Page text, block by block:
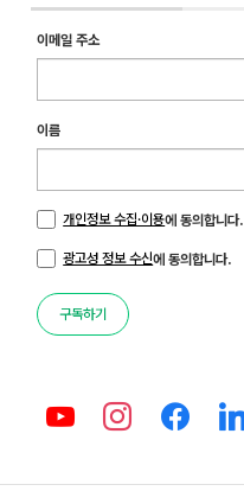
이메일 주소
이름
개인정보 수집·이용에 동의합니다.
광고성 정보 수신에 동의합니다.
구독하기